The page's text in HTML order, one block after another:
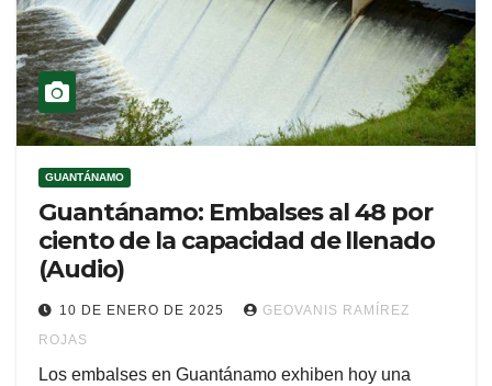
GUANTÁNAMO
Guantánamo: Embalses al 48 por
ciento de la capacidad de llenado
(Audio)
10 DE ENERO DE 2025
GEOVANIS RAMÍREZ
ROJAS
Los embalses en Guantánamo exhiben hoy una